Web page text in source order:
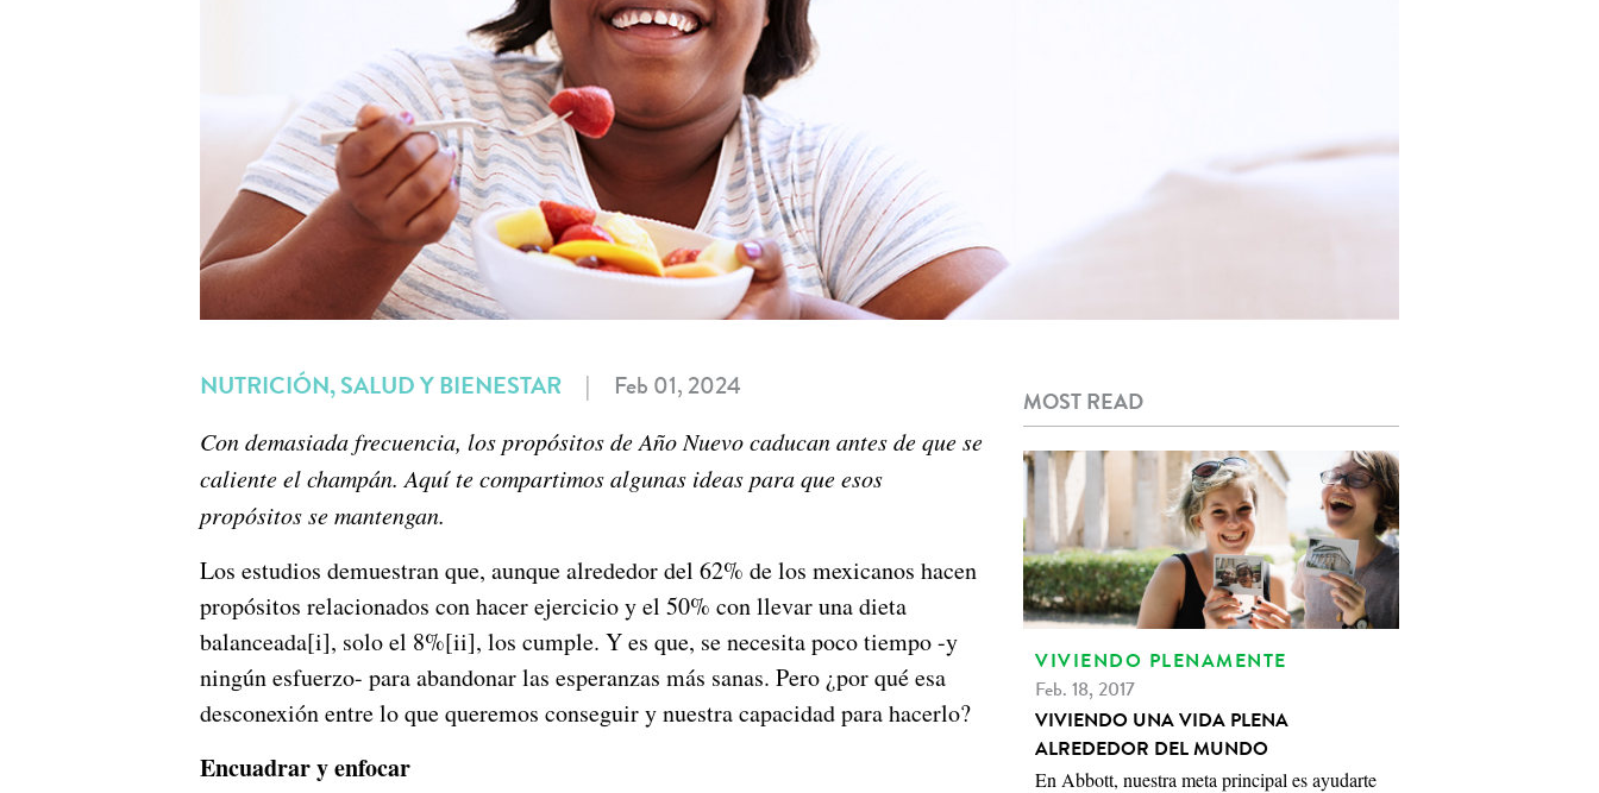
NUTRICIÓN, SALUD Y BIENESTAR | Feb 01, 2024
Con demasiada frecuencia, los propósitos de Año Nuevo caducan antes de que se
caliente el champán. Aquí te compartimos algunas ideas para que esos
propósitos se mantengan.
Los estudios demuestran que, aunque alrededor del 62% de los mexicanos hacen
propósitos relacionados con hacer ejercicio y el 50% con llevar una dieta
balanceada[i], solo el 8%[ii], los cumple. Y es que, se necesita poco tiempo -y
ningún esfuerzo- para abandonar las esperanzas más sanas. Pero ¿por qué esa
desconexión entre lo que queremos conseguir y nuestra capacidad para hacerlo?
Encuadrar y enfocar
MOST READ
VIVIENDO PLENAMENTE
Feb. 18, 2017
VIVIENDO UNA VIDA PLENA
ALREDEDOR DEL MUNDO
En Abbott, nuestra meta principal es ayudarte